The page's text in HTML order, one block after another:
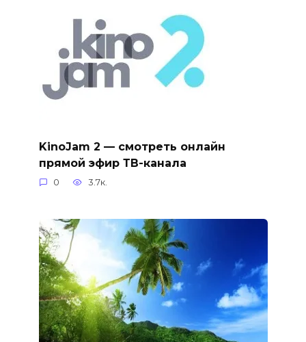
KinoJam 2 — смотреть онлайн
прямой эфир ТВ-канала
0 3.7к.